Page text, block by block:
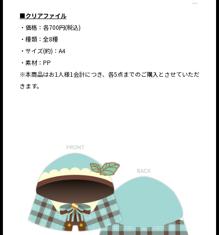
■クリアファイル
・価格：各700円(税込)
・種類：全8種
・サイズ(約)：A4
・素材：PP
※本商品はお1人様1会計につき、各5点までのご購入とさせていただ
きます。